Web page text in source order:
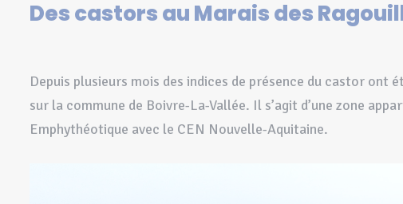
Des castors au Marais des
Depuis plusieurs mois des indices de présence du castor ont
sur la commune de Boivre-La-Vallée. Il s’agit d’une zone
Emphythéotique avec le CEN Nouvelle-Aquitaine.